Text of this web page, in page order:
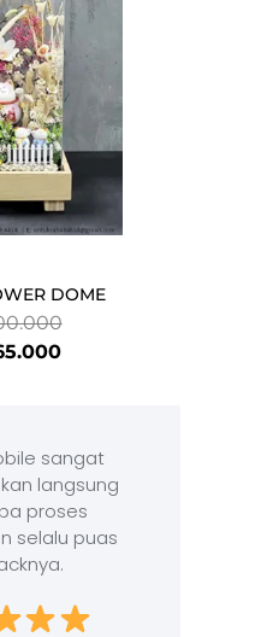
DOME
Rp3.000.000.
Rp2.765.000.
sangat
langsung
proses
selalu puas